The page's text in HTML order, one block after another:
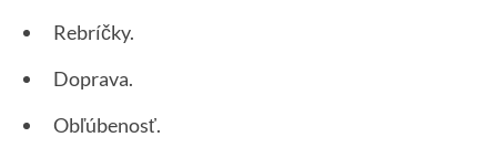
Rebríčky.
Doprava.
Obľúbenosť.